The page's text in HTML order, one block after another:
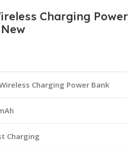
Charging Power
Charging Power Bank
Charging